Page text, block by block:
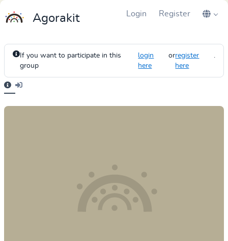
Agorakit Login Register
If you want to participate in this
group
login
here
orregister
here
.